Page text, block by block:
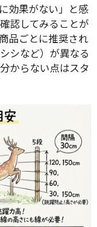
効果がない」と感
認してみることが
品ごとに推奨され
シなど）が異なる
からない点はスタ